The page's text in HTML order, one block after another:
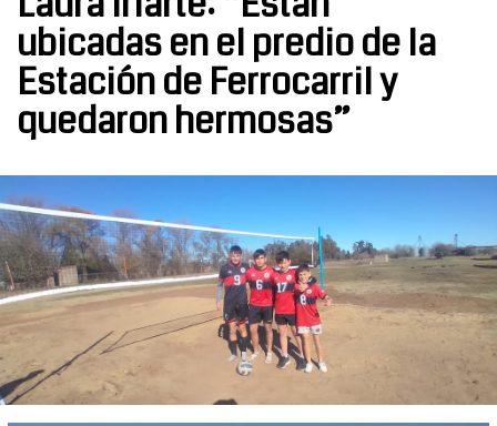
ubicadas en el predio de la
Estación de Ferrocarril y
quedaron hermosas”